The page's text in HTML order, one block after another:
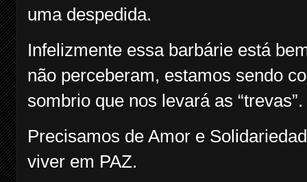
uma despedida.
Infelizmente essa barbárie está
não perceberam, estamos sendo
sombrio que nos levará as “trevas”.
Precisamos de Amor e
viver em PAZ.